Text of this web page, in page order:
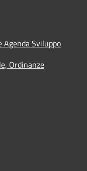
Sviluppo
Ordinanze